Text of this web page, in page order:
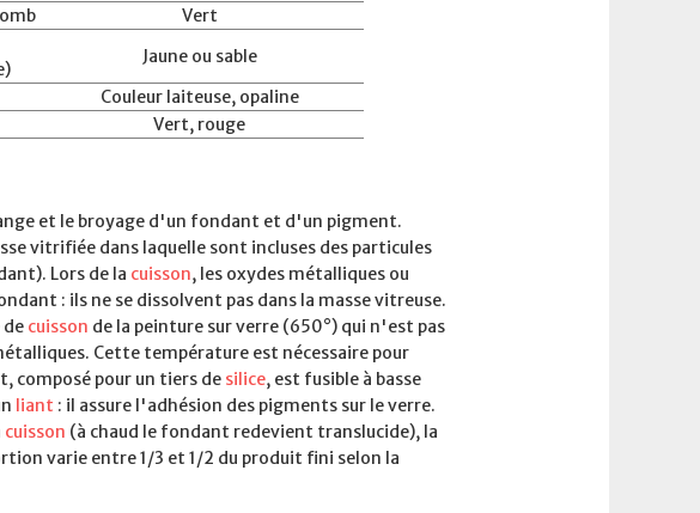
Vert
Jaune ou sable
Couleur laiteuse, opaline
Vert, rouge
et le broyage d'un fondant et d'un pigment.
vitrifiée dans laquelle sont incluses des particules
Lors de la cuisson, les oxydes métalliques ou
: ils ne se dissolvent pas dans la masse vitreuse.
cuisson de la peinture sur verre (650°) qui n'est pas
Cette température est nécessaire pour
composé pour un tiers de silice, est fusible à basse
liant : il assure l'adhésion des pigments sur le verre.
cuisson (à chaud le fondant redevient translucide), la
varie entre 1/3 et 1/2 du produit fini selon la